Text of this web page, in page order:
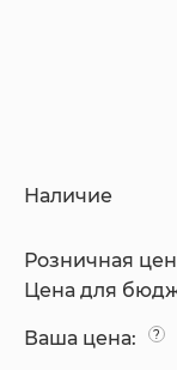
Наличие
Розничная
Цена для
Ваша цена: ?